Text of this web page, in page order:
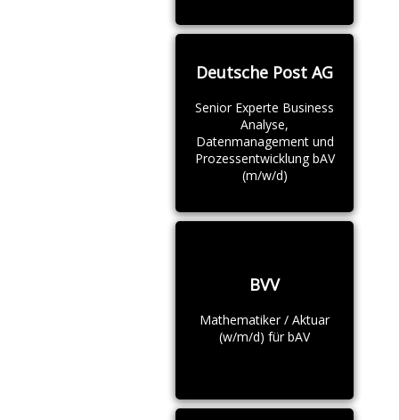
Deutsche Post AG
Senior Experte Business
Analyse,
Datenmanagement und
Prozessentwicklung bAV
(m/w/d)
BVV
Mathematiker / Aktuar
(w/m/d) für bAV